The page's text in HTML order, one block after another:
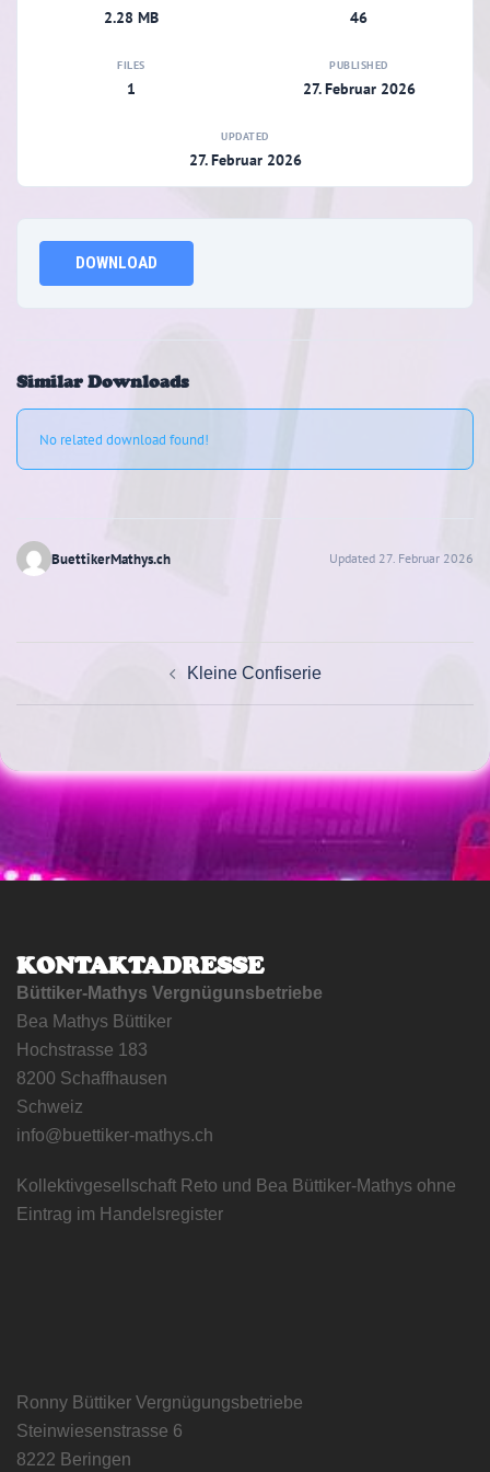
2.28 MB 46
FILES
1
PUBLISHED
27. Februar 2026
UPDATED
27. Februar 2026
DOWNLOAD
Similar Downloads
No related download found!
BuettikerMathys.ch Updated 27. Februar 2026
Kleine Confiserie
KONTAKTADRESSE
Büttiker-Mathys Vergnügunsbetriebe
Bea Mathys Büttiker
Hochstrasse 183
8200 Schaffhausen
Schweiz
info@buettiker-mathys.ch
Kollektivgesellschaft Reto und Bea Büttiker-Mathys ohne
Eintrag im Handelsregister
Ronny Büttiker Vergnügungsbetriebe
Steinwiesenstrasse 6
8222 Beringen